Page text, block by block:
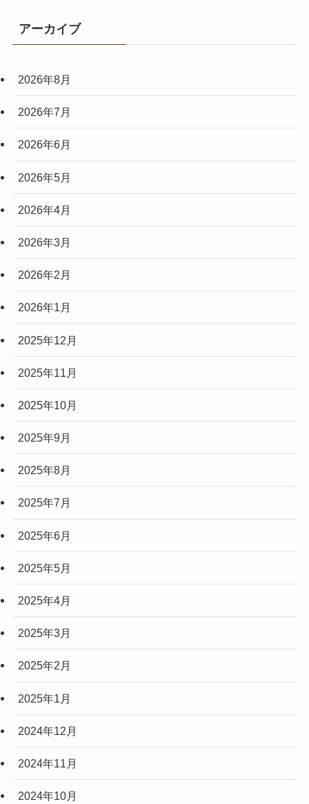
アーカイブ
2026年8月
2026年7月
2026年6月
2026年5月
2026年4月
2026年3月
2026年2月
2026年1月
2025年12月
2025年11月
2025年10月
2025年9月
2025年8月
2025年7月
2025年6月
2025年5月
2025年4月
2025年3月
2025年2月
2025年1月
2024年12月
2024年11月
2024年10月